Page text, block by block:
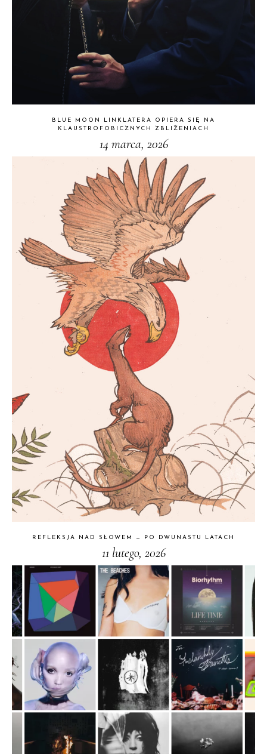
BLUE MOON LINKLATERA OPIERA SIĘ NA
KLAUSTROFOBICZNYCH ZBLIŻENIACH
14 marca, 2026
REFLEKSJA NAD SŁOWEM — PO DWUNASTU LATACH
11 lutego, 2026